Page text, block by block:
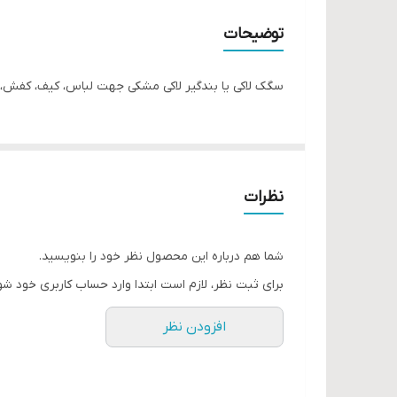
توضیحات
سگک لاکی یا بندگیر لاکی مشکی جهت لباس، کیف، کفش،
نظرات
شما هم درباره این محصول نظر خود را بنویسید.
برای ثبت نظر، لازم است ابتدا وارد حساب کاربری خود
افزودن نظر